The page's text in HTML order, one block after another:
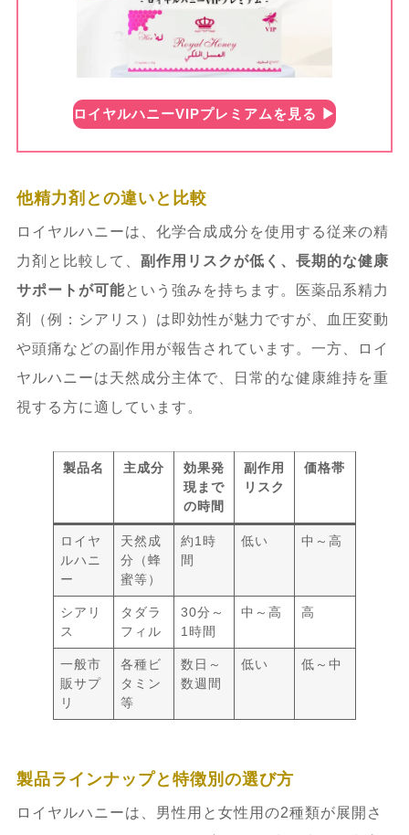
ロイヤルハニーVIPプレミアムを見る ▶︎
他精力剤との違いと比較
ロイヤルハニーは、化学合成成分を使用する従来の精
力剤と比較して、 副作用リスクが低く、長期的な健康
サポートが可能という強みを持ちます。医薬品系精力
剤（例：シアリス）は即効性が魅力ですが、血圧変動
や頭痛などの副作用が報告されています。一方、ロイ
ヤルハニーは天然成分主体で、日常的な健康維持を重
視する方に適しています。
製品名 主成分
効果発
現まで
の時間
副作用
リスク
価格帯
ロイヤ
ルハニ
ー
天然成
分（蜂
蜜等）
約1時
間
低い 中～高
シアリ
ス
タダラ
フィル
30分～
1時間
中～高 高
一般市
販サプ
リ
各種ビ
タミン
等
数日～
数週間
低い 低～中
製品ラインナップと特徴別の選び方
ロイヤルハニーは、男性用と女性用の2種類が展開さ